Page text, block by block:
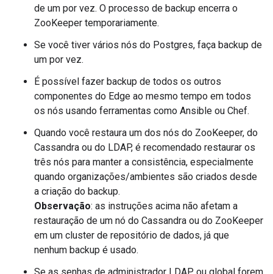
de um por vez. O processo de backup encerra o
ZooKeeper temporariamente.
Se você tiver vários nós do Postgres, faça backup de
um por vez.
É possível fazer backup de todos os outros
componentes do Edge ao mesmo tempo em todos
os nós usando ferramentas como Ansible ou Chef.
Quando você restaura um dos nós do ZooKeeper, do
Cassandra ou do LDAP, é recomendado restaurar os
três nós para manter a consistência, especialmente
quando organizações/ambientes são criados desde
a criação do backup.
Observação: as instruções acima não afetam a
restauração de um nó do Cassandra ou do ZooKeeper
em um cluster de repositório de dados, já que
nenhum backup é usado.